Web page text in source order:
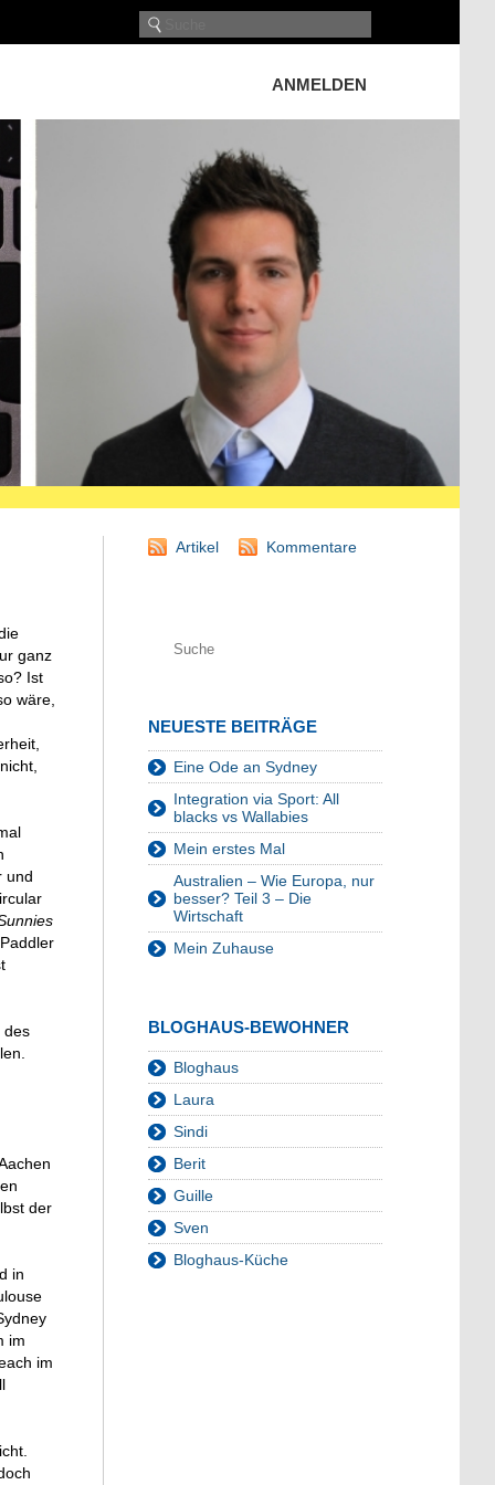
ANMELDEN
ganz
Ist
wäre,
und
des
der
in
im
im
Artikel Kommentare
NEUESTE BEITRÄGE
Eine Ode an Sydney
Integration via Sport: All
blacks vs Wallabies
Mein erstes Mal
Australien – Wie Europa, nur
besser? Teil 3 – Die
Wirtschaft
Mein Zuhause
BLOGHAUS-BEWOHNER
Bloghaus
Laura
Sindi
Berit
Guille
Sven
Bloghaus-Küche